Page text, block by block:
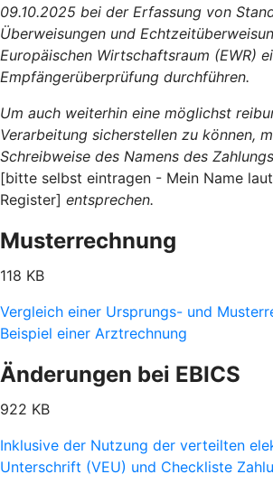
09.10.2025 bei der Erfassung von
Überweisungen und
Europäischen Wirtschaftsraum (EWR)
Empfängerüberprüfung durchführen.
Um auch weiterhin eine möglichst
Verarbeitung sicherstellen zu können,
Schreibweise des Namens des
[bitte selbst eintragen - Mein Name laut
Register] entsprechen.
Musterrechnung
118 KB
Vergleich einer Ursprungs- und
Beispiel einer Arztrechnung
Änderungen bei EBICS
922 KB
Inklusive der Nutzung der verteilten
Unterschrift (VEU) und Checkliste